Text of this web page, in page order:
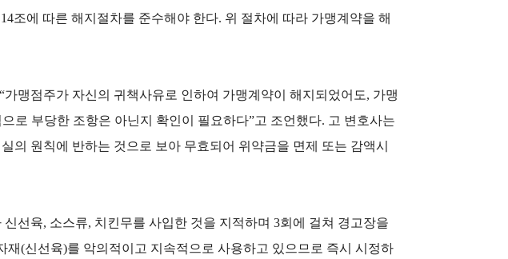
조에 따른 해지절차를 준수해야 한다. 위 절차에 따라 가맹계약을 해
맹점주가 자신의 귀책사유로 인하여 가맹계약이 해지되었어도, 가맹
로 부당한 조항은 아닌지 확인이 필요하다”고 조언했다. 고 변호사는
의 원칙에 반하는 것으로 보아 무효되어 위약금을 면제 또는 감액시
선육, 소스류, 치킨무를 사입한 것을 지적하며 3회에 걸쳐 경고장을
(신선육)를 악의적이고 지속적으로 사용하고 있으므로 즉시 시정하